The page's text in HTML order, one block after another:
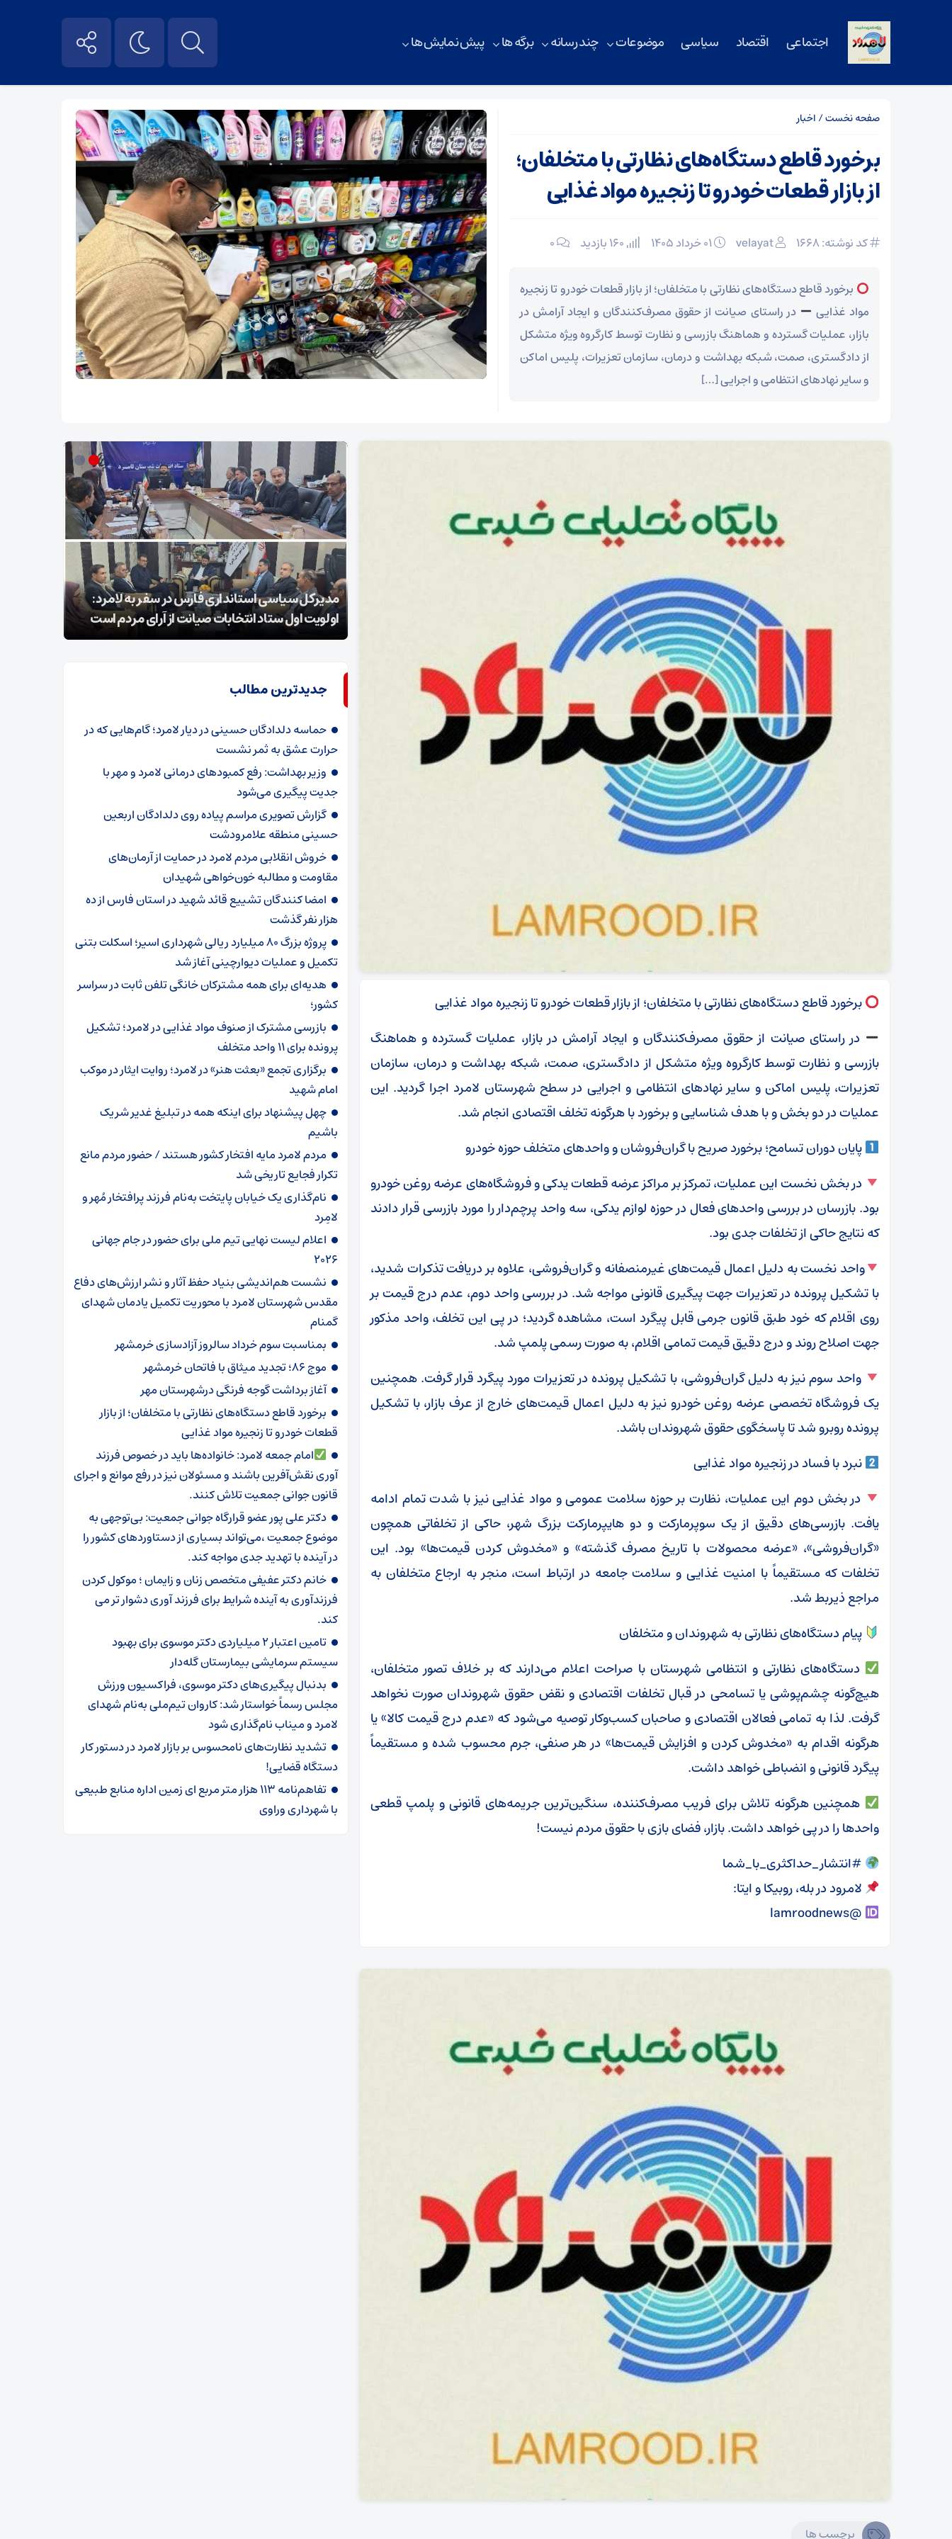
اجتماعی اقتصاد سیاسی موضوعات چند رسانه برگه ها پیش نمایش ها
صفحه نخست/ اخبار
برخورد قاطع دستگاه‌های نظارتی با متخلفان؛
از بازار قطعات خودرو تا زنجیره مواد غذایی
کد نوشته: 1668 velayat ۰
برخورد قاطع دستگاه‌های نظارتی با متخلفان؛ از بازار قطعات خودرو تا زنجیره
مواد غذایی
در راستای صیانت از حقوق مصرف‌کنندگان و ایجاد آرامش در
بازار، عملیات گسترده و هماهنگ بازرسی و نظارت توسط کارگروه ویژه متشکل
از دادگستری، صمت، شبکه بهداشت و درمان، سازمان تعزیرات، پلیس اماکن
و سایر نهادهای انتظامی و اجرایی […]
برخورد قاطع دستگاه‌های نظارتی با متخلفان؛ از بازار قطعات خودرو تا زنجیره مواد غذایی
در راستای صیانت از حقوق مصرف‌کنندگان و ایجاد آرامش در بازار، عملیات گسترده و هماهنگ
بازرسی و نظارت توسط کارگروه ویژه متشکل از دادگستری، صمت، شبکه بهداشت و درمان، سازمان
تعزیرات، پلیس اماکن و سایر نهادهای انتظامی و اجرایی در سطح شهرستان لامرد اجرا گردید. این
عملیات در دو بخش و با هدف شناسایی و برخورد با هرگونه تخلف اقتصادی انجام شد.
پایان دوران تسامح؛ برخورد صریح با گران‌فروشان و واحدهای متخلف حوزه خودرو
در بخش نخست این عملیات، تمرکز بر مراکز عرضه قطعات یدکی و فروشگاه‌های عرضه روغن خودرو
بود. بازرسان در بررسی واحدهای فعال در حوزه لوازم یدکی، سه واحد پرچم‌دار را مورد بازرسی قرار دادند
که نتایج حاکی از تخلفات جدی بود.
واحد نخست به دلیل اعمال قیمت‌های غیرمنصفانه و گران‌فروشی، علاوه بر دریافت تذکرات شدید،
با تشکیل پرونده در تعزیرات جهت پیگیری قانونی مواجه شد. در بررسی واحد دوم، عدم درج قیمت بر
روی اقلام که خود طبق قانون جرمی قابل پیگرد است، مشاهده گردید؛ در پی این تخلف، واحد مذکور
جهت اصلاح روند و درج دقیق قیمت تمامی اقلام، به صورت رسمی پلمپ شد.
واحد سوم نیز به دلیل گران‌فروشی، با تشکیل پرونده در تعزیرات مورد پیگرد قرار گرفت. همچنین
یک فروشگاه تخصصی عرضه روغن خودرو نیز به دلیل اعمال قیمت‌های خارج از عرف بازار، با تشکیل
پرونده روبرو شد تا پاسخگوی حقوق شهروندان باشد.
نبرد با فساد در زنجیره مواد غذایی
در بخش دوم این عملیات، نظارت بر حوزه سلامت عمومی و مواد غذایی نیز با شدت تمام ادامه
یافت. بازرسی‌های دقیق از یک سوپرمارکت و دو هایپرمارکت بزرگ شهر، حاکی از تخلفاتی همچون
«گران‌فروشی»، «عرضه محصولات با تاریخ مصرف گذشته» و «مخدوش کردن قیمت‌ها» بود. این
تخلفات که مستقیماً با امنیت غذایی و سلامت جامعه در ارتباط است، منجر به ارجاع متخلفان به
مراجع ذیربط شد.
پیام دستگاه‌های نظارتی به شهروندان و متخلفان
دستگاه‌های نظارتی و انتظامی شهرستان با صراحت اعلام می‌دارند که بر خلاف تصور متخلفان،
هیچ‌گونه چشم‌پوشی یا تسامحی در قبال تخلفات اقتصادی و نقض حقوق شهروندان صورت نخواهد
گرفت. لذا به تمامی فعالان اقتصادی و صاحبان کسب‌وکار توصیه می‌شود که «عدم درج قیمت کالا» یا
هرگونه اقدام به «مخدوش کردن و افزایش قیمت‌ها» در هر صنفی، جرم محسوب شده و مستقیماً
پیگرد قانونی و انضباطی خواهد داشت.
همچنین هرگونه تلاش برای فریب مصرف‌کننده، سنگین‌ترین جریمه‌های قانونی و پلمپ قطعی
واحدها را در پی خواهد داشت. بازار، فضای بازی با حقوق مردم نیست!
#انتشار_حداکثری_با_شما
لامرود در بله، روبیکا و ایتا:
@lamroodnews
برچسب ها
شکوه موج چهل و هفتم مردم انقلابی لامرد /این
مردم واقعا مبعوث شده اند.
مدیرکل سیاسی استانداری فارس در سفر به لامرد:
اولویت اول ستاد انتخابات صیانت از آرای مردم است
جدیدترین مطالب
حماسه دلدادگان حسینی در دیار لامرد؛ گام‌هایی که در
حرارت عشق به ثمر نشست
وزیر بهداشت: رفع کمبودهای درمانی لامرد و مهر با
جدیت پیگیری می‌شود
گزارش تصویری مراسم پیاده روی دلدادگان اربعین
حسینی منطقه علامرودشت
خروش انقلابی مردم لامرد در حمایت از آرمان‌های
مقاومت و مطالبه خون‌خواهی شهیدان
امضا کنندگان تشییع قائد شهید در استان فارس از ده
هزار نفر گذشت
پروژه بزرگ ۸۰ میلیارد ریالی شهرداری اسیر؛ اسکلت بتنی
تکمیل و عملیات دیوارچینی آغاز شد
هدیه‌ای برای همه مشترکان خانگی تلفن ثابت در سراسر
کشور؛
بازرسی مشترک از صنوف مواد غذایی در لامرد؛ تشکیل
پرونده برای ۱۱ واحد متخلف
برگزاری تجمع «بعثت هنر» در لامرد؛ روایت ایثار در موکب
امام شهید
چهل پیشنهاد برای اینکه همه در تبلیغ غدیر شریک
باشیم
مردم لامرد مایه افتخار کشور هستند / حضور مردم مانع
تکرار فجایع تاریخی شد
نام‌گذاری یک خیابان پایتخت به‌نام فرزند پرافتخار مُهر و
لامِرد
اعلام لیست نهایی تیم ملی برای حضور در جام جهانی
۲۰۲۶ ‌
نشست هم‌اندیشی بنیاد حفظ آثار و نشر ارزش‌های دفاع
مقدس شهرستان لامرد با محوریت تکمیل یادمان شهدای
گمنام
بمناسبت سوم خرداد سالروز آزادسازی خرمشهر
موج ۸۶؛ تجدید میثاق با فاتحان خرمشهر
آغاز برداشت گوجه فرنگی درشهرستان مهر
برخورد قاطع دستگاه‌های نظارتی با متخلفان؛ از بازار
قطعات خودرو تا زنجیره مواد غذایی
امام جمعه لامرد: خانواده‌ها باید در خصوص فرزند
آوری نقش‌آفرین باشند و مسئولان نیز در رفع موانع و اجرای
قانون جوانی جمعیت تلاش کنند.
دکتر علی پور عضو قرارگاه جوانی جمعیت: بی‌توجهی به
موضوع جمعیت ،می‌تواند بسیاری از دستاوردهای کشور را
در آینده با تهدید جدی مواجه کند.
خانم دکتر عفیفی متخصص زنان و زایمان ؛ موکول کردن
فرزندآوری به آینده شرایط برای فرزند آوری دشوار تر می
کند.
تامین اعتبار ۲ میلیاردی دکتر موسوی برای بهبود
سیستم سرمایشی بیمارستان گله‌دار ‌
بدنبال پیگیری‌های دکتر موسوی، فراکسیون ورزش
مجلس رسماً خواستار شد: کاروان تیم‌ملی به‌نام شهدای
لامرد و میناب نام‌گذاری شود
تشدید نظارت‌های نامحسوس بر بازار لامرد در دستور کار
دستگاه قضایی!
تفاهم‌نامه ۱۱۳ هزار متر مربع ای زمین اداره منابع طبیعی
با شهرداری وراوی